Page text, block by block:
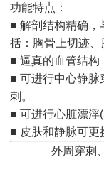
功能特点：
■ 解剖结构精确，
括：胸骨上切迹、
■ 逼真的血管结构
■ 可进行中心静脉
刺。
■ 可进行心脏漂浮
■ 皮肤和静脉可更
外周穿刺